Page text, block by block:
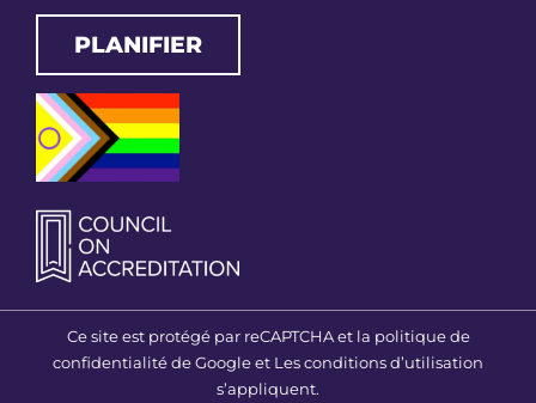
PLANIFIER
Ce site est protégé par reCAPTCHA et la politique de
confidentialité de Google et Les conditions d’utilisation
s’appliquent.